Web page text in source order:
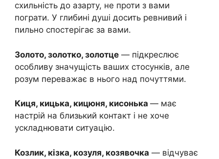
схильність до азарту, не проти з вами
пограти. У глибині душі досить ревнивий і
пильно спостерігає за вами.
Золото, золотко, золотце — підкреслює
особливу значущість ваших стосунків, але
розум переважає в нього над почуттями.
Киця, кицька, кицюня, кисонька — має
настрій на близький контакт і не хоче
ускладнювати ситуацію.
Козлик, кізка, козуля, козявочка — відчуває